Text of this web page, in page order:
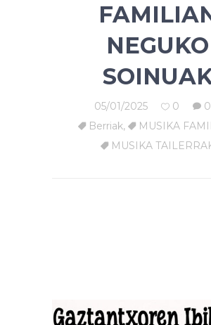
NEGUKO
05/01/2025 0
0
Berriak, MUSIKA
MUSIKA